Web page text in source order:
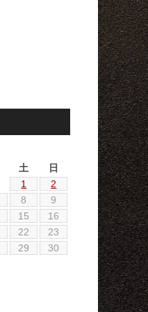
土
日
1
2
8
9
15
16
22
23
29
30